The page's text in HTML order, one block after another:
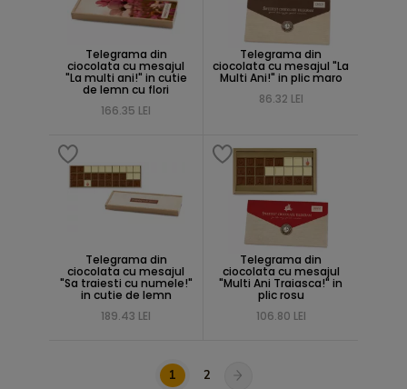
Telegrama din
ciocolata cu mesajul
"La multi ani!" in cutie
de lemn cu flori
166.35 LEI
Telegrama din
ciocolata cu mesajul "La
Multi Ani!" in plic maro
86.32 LEI
Telegrama din
ciocolata cu mesajul
"Sa traiesti cu numele!"
in cutie de lemn
189.43 LEI
Telegrama din
ciocolata cu mesajul
"Multi Ani Traiasca!" in
plic rosu
106.80 LEI
1 2